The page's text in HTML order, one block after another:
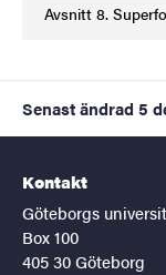
Avsnitt 8.
(Extern länk)
Senast ändrad 5
Kontakt
Göteborgs
Box 100
405 30 Göteborg